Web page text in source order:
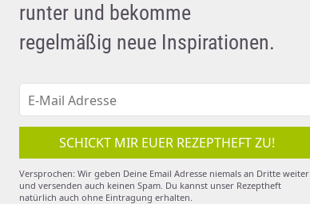
runter und bekomme
regelmäßig neue Inspirationen.
SCHICKT MIR EUER REZEPTHEFT ZU!
Versprochen: Wir geben Deine Email Adresse niemals an Dritte weiter
und versenden auch keinen Spam. Du kannst unser Rezeptheft
natürlich auch ohne Eintragung erhalten.